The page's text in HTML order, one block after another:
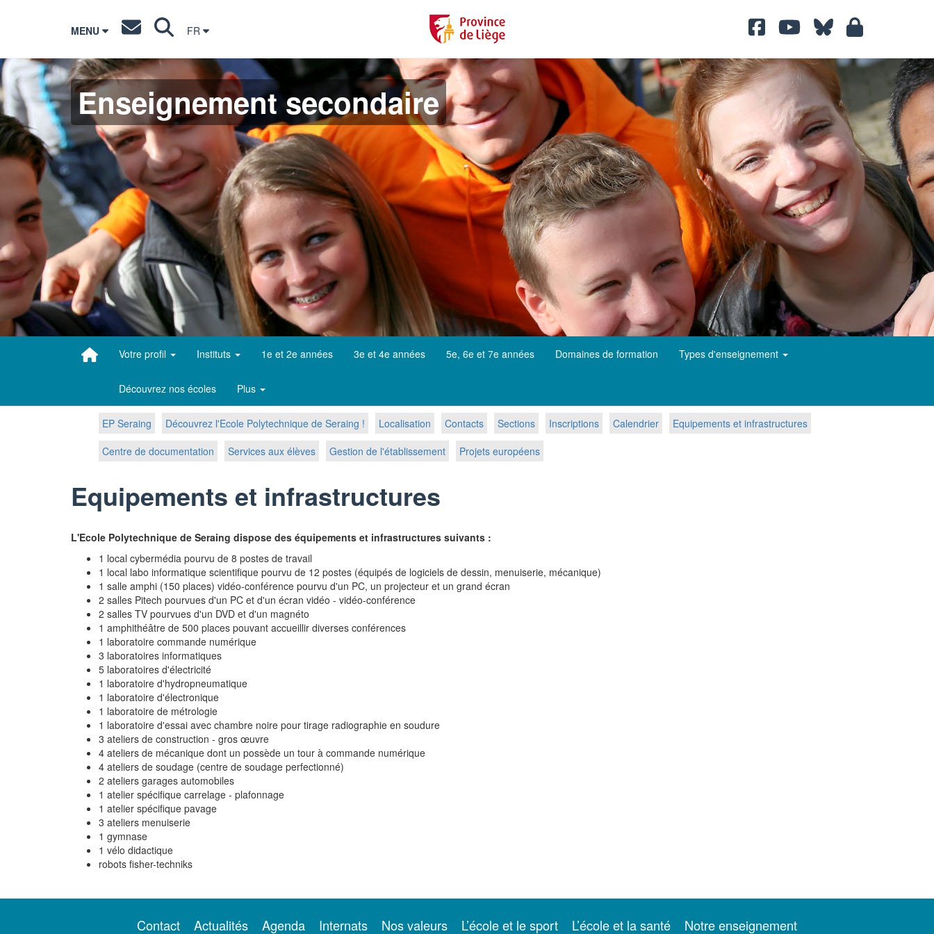
MENU FR
Enseignement secondaire
Votre profil Instituts 1e et 2e années 3e et 4e années 5e, 6e et 7e années Domaines de formation Types d'enseignement
Découvrez nos écoles Plus
EP Seraing Découvrez l'Ecole Polytechnique de Seraing ! Localisation Contacts Sections Inscriptions Calendrier
Equipements et infrastructures
Centre de documentation
Services aux élèves Gestion de l'établissement Projets européens
Equipements et infrastructures
L'Ecole Polytechnique de Seraing dispose des équipements et infrastructures suivants :
1 local cybermédia pourvu de 8 postes de travail
1 local labo informatique scientifique pourvu de 12 postes (équipés de logiciels de dessin, menuiserie, mécanique)
1 salle amphi (150 places) vidéo-conférence pourvu d'un PC, un projecteur et un grand écran
2 salles Pitech pourvues d'un PC et d'un écran vidéo - vidéo-conférence
2 salles TV pourvues d'un DVD et d'un magnéto
1 amphithéâtre de 500 places pouvant accueillir diverses conférences
1 laboratoire commande numérique
3 laboratoires informatiques
5 laboratoires d'électricité
1 laboratoire d'hydropneumatique
1 laboratoire d'électronique
1 laboratoire de métrologie
1 laboratoire d'essai avec chambre noire pour tirage radiographie en soudure
3 ateliers de construction - gros œuvre
4 ateliers de mécanique dont un possède un tour à commande numérique
4 ateliers de soudage (centre de soudage perfectionné)
2 ateliers garages automobiles
1 atelier spécifique carrelage - plafonnage
1 atelier spécifique pavage
3 ateliers menuiserie
1 gymnase
1 vélo didactique
robots fisher-techniks
Contact Actualités Agenda Internats Nos valeurs L’école et le sport L’école et la santé Notre enseignement